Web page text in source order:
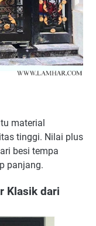
material
tinggi. Nilai plus
besi tempa
panjang.
Klasik dari